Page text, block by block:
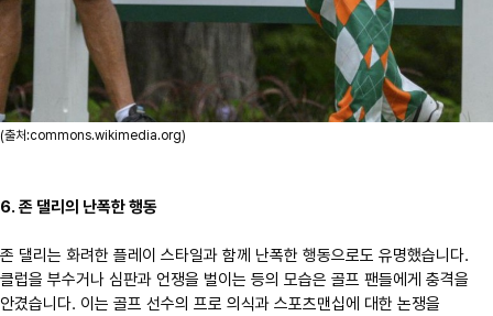
(출처:commons.wikimedia.org)
6. 존 댈리의 난폭한 행동
존 댈리는 화려한 플레이 스타일과 함께 난폭한 행동으로도 유명했습니다.
클럽을 부수거나 심판과 언쟁을 벌이는 등의 모습은 골프 팬들에게 충격을
안겼습니다. 이는 골프 선수의 프로 의식과 스포츠맨십에 대한 논쟁을